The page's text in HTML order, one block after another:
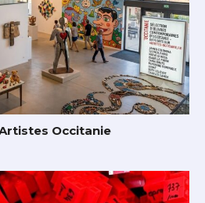
Occitanie